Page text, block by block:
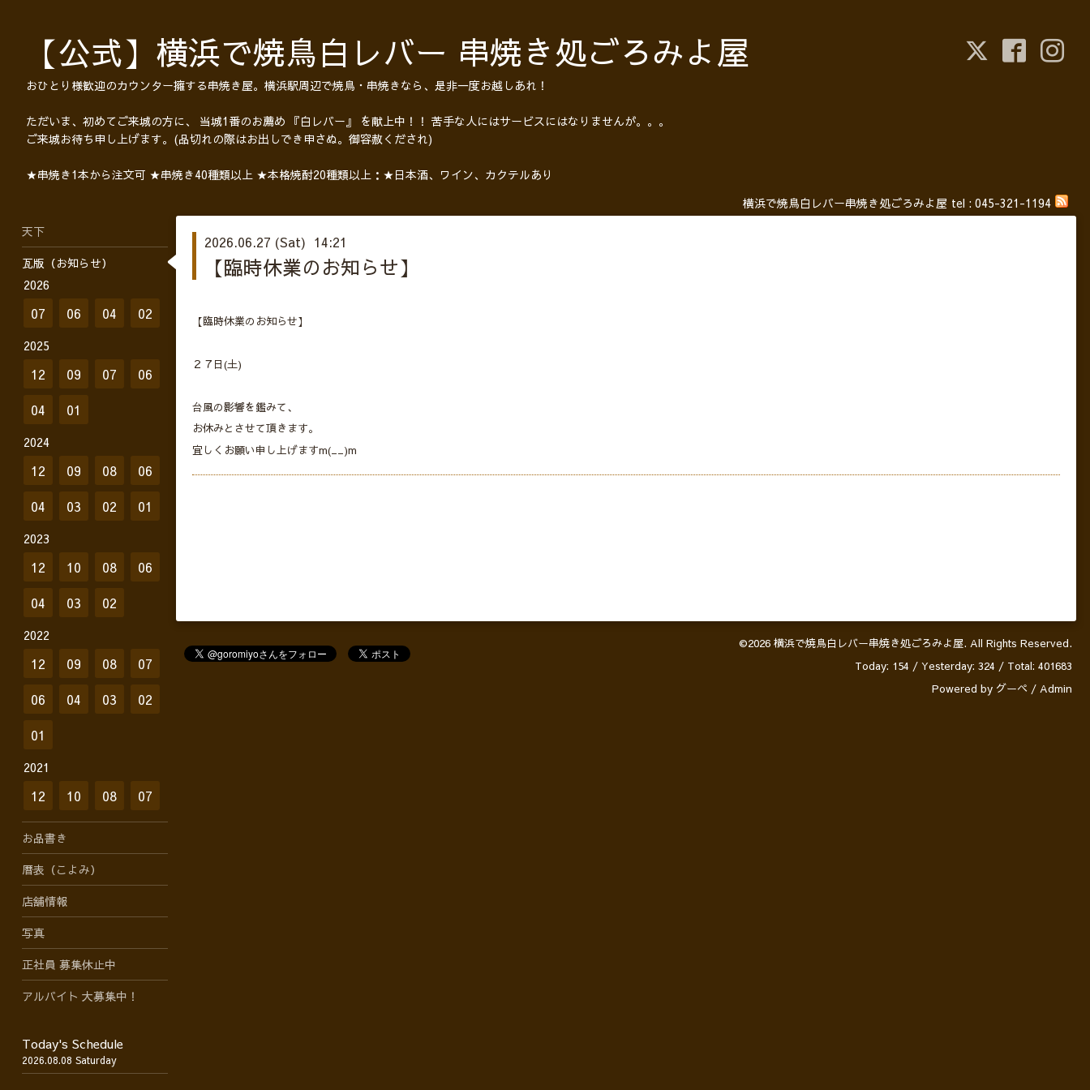
【公式】横浜で焼鳥白レバー 串焼き処ごろみよ屋
おひとり様歓迎のカウンター擁する串焼き屋。横浜駅周辺で焼鳥・串焼きなら、是非一度お越しあれ！
ただいま、初めてご来城の方に、 当城1番のお薦め 『白レバー』 を献上中！！ 苦手な人にはサービスにはなりませんが。。。
ご来城お待ち申し上げます。(品切れの際はお出しでき申さぬ。御容赦くだされ)
★串焼き1本から注文可 ★串焼き40種類以上 ★本格焼酎20種類以上：★日本酒、ワイン、カクテルあり
横浜で焼鳥白レバー串焼き処ごろみよ屋 tel : 045-321-1194
2026.06.27 (Sat) 14:21
【臨時休業のお知らせ】
【臨時休業のお知らせ】
２７日(土)
台風の影響を鑑みて、
お休みとさせて頂きます。
宜しくお願い申し上げますm(__)m
©2026 横浜で焼鳥白レバー串焼き処ごろみよ屋. All Rights Reserved.
Today: 154 / Yesterday: 324 / Total: 401683
Powered by グーペ / Admin
天下
瓦版（お知らせ）
2026
07 06 04 02
2025
12 09 07
06
04
01
2024
12 09 08
06
04
03 02 01
2023
12 10 08
06
04
03 02
2022
12 09 08
07
06
04 03
02
01
2021
12 10 08 07
お品書き
暦表（こよみ）
店舗情報
写真
正社員 募集休止中
アルバイト 大募集中！
Today's Schedule
2026.08.08 Saturday